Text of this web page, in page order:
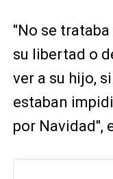
"No se
su libertad o
ver a su hijo,
estaban
por Navidad",